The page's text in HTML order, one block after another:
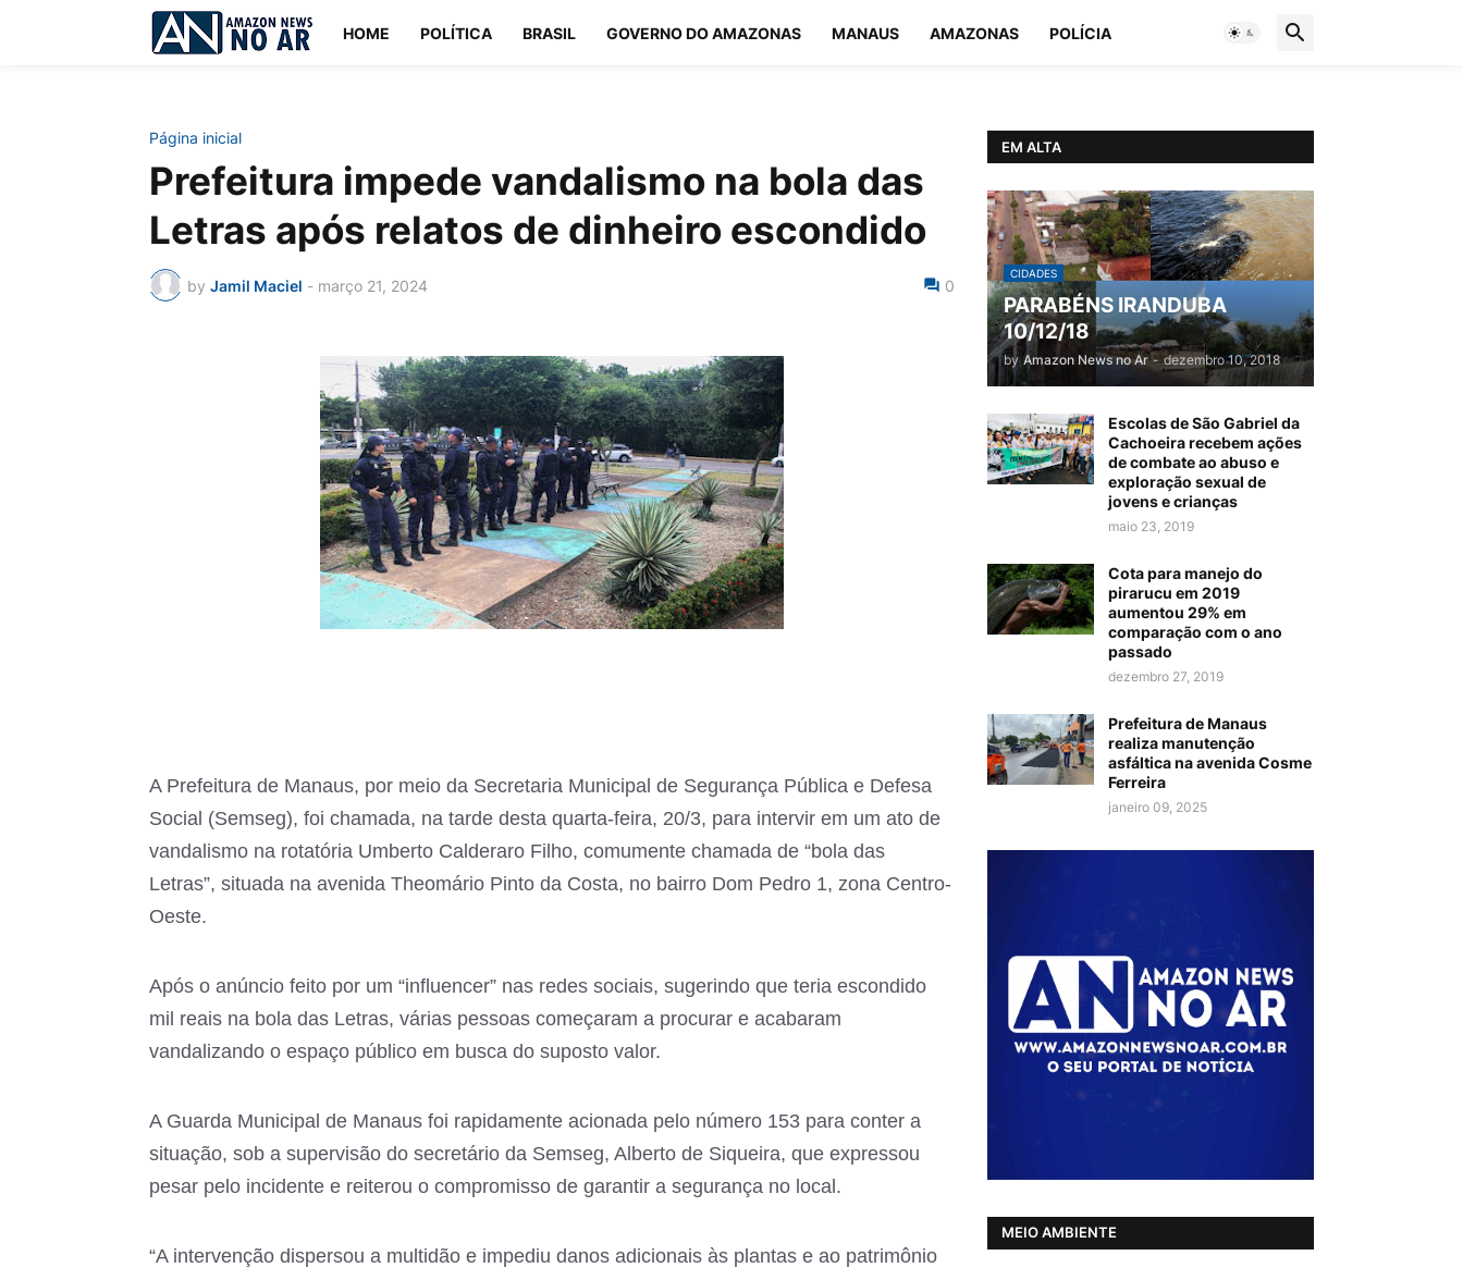
HOME POLÍTICA BRASIL GOVERNO DO AMAZONAS MANAUS AMAZONAS POLÍCIA
Página inicial
Prefeitura impede vandalismo na bola das
Letras após relatos de dinheiro escondido
by Jamil Maciel - março 21, 2024 0
A Prefeitura de Manaus, por meio da Secretaria Municipal de Segurança Pública e Defesa
Social (Semseg), foi chamada, na tarde desta quarta-feira, 20/3, para intervir em um ato de
vandalismo na rotatória Umberto Calderaro Filho, comumente chamada de “bola das
Letras”, situada na avenida Theomário Pinto da Costa, no bairro Dom Pedro 1, zona Centro-
Oeste.
Após o anúncio feito por um “influencer” nas redes sociais, sugerindo que teria escondido
mil reais na bola das Letras, várias pessoas começaram a procurar e acabaram
vandalizando o espaço público em busca do suposto valor.
A Guarda Municipal de Manaus foi rapidamente acionada pelo número 153 para conter a
situação, sob a supervisão do secretário da Semseg, Alberto de Siqueira, que expressou
pesar pelo incidente e reiterou o compromisso de garantir a segurança no local.
“A intervenção dispersou a multidão e impediu danos adicionais às plantas e ao patrimônio
EM ALTA
CIDADES
PARABÉNS IRANDUBA
10/12/18
by Amazon News no Ar - dezembro 10, 2018
Escolas de São Gabriel da
Cachoeira recebem ações
de combate ao abuso e
exploração sexual de
jovens e crianças
maio 23, 2019
Cota para manejo do
pirarucu em 2019
aumentou 29% em
comparação com o ano
passado
dezembro 27, 2019
Prefeitura de Manaus
realiza manutenção
asfáltica na avenida Cosme
Ferreira
janeiro 09, 2025
MEIO AMBIENTE